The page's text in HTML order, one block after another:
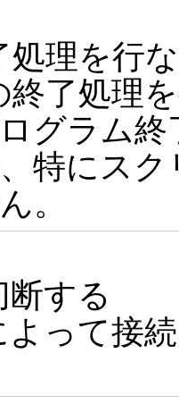
処理を行
終了処理
グラム
特にス
。
する
って接